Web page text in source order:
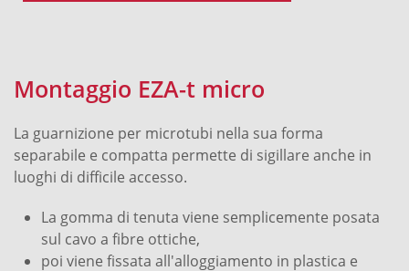
Montaggio EZA-t micro
La guarnizione per microtubi nella sua forma
separabile e compatta permette di sigillare anche in
luoghi di difficile accesso.
La gomma di tenuta viene semplicemente posata
sul cavo a fibre ottiche,
poi viene fissata all'alloggiamento in plastica e